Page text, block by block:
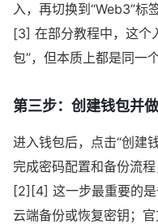
入，再切换到“Web3”标
[3] 在部分教程中，这个
包”，但本质上都是同一
第三步：创建钱包并
进入钱包后，点击“创建
完成密码配置和备份流
[2][4] 这一步最重要的是
云端备份或恢复密钥；